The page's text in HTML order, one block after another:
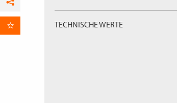
TECHNISCHE WERTE
Facebook
per E-Mail